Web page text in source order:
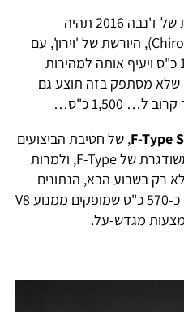
הכוכבת הנשגבת והבלתי מושגת של ז'נבה 2016 תהיה
(Chiron), היורשת של 'וירון', עם
שייצר כ-1,200 כ"ס ויעיף אותה למהירות
מי שלא מסתפק בזה תוצע גם
כ"ס…
F-, של חטיבת הביצועים
של יגואר, היא גרסה מחוזקת ומשודגרת של F-Type, ולמרות
בשבוע הבא, הנתונים
השכיחים בחרושת השמועות הם כ-570 כ"ס שמופקים ממנוע V8